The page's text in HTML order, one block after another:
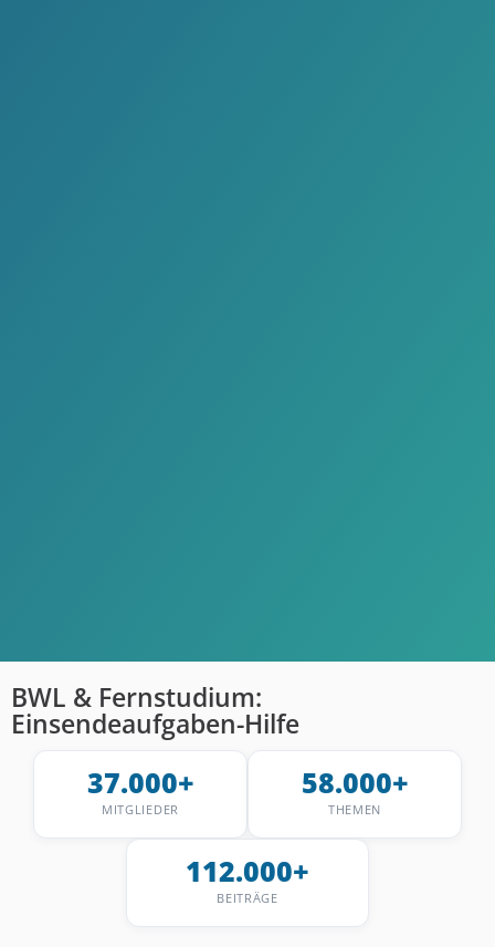
BWL & Fernstudium:
Einsendeaufgaben-Hilfe
37.000+
MITGLIEDER
58.000+
THEMEN
112.000+
BEITRÄGE